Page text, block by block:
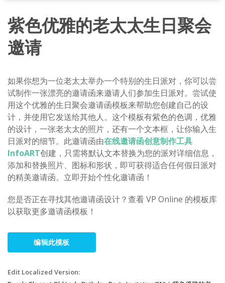
紫色优雅的老太太生日聚会
邀请
如果你想为一位老太太举办一个特别的生日派对，你可以尝
试制作一张漂亮的邀请函来邀请人们参加生日派对。尝试使
用这个优雅的生日聚会邀请函模板来帮助您创建自己的设
计，并使用它发送给其他人。这个模板有紫色的色调，优雅
的设计，一张老太太的照片，还有一个文本框，让你输入生
日派对的细节。此邀请函由在线邀请函创意制作工具
InfoART创建，只需将默认文本替换为您的派对详细信息，
添加和替换照片、图标和形状，即可获得适合任何假日派对
的精美邀请函。立即开始个性化邀请函！
您是否正在寻找其他邀请函设计？查看 VP Online 的模板库
以获取更多邀请函模板！
编辑此模板
Edit Localized Version: